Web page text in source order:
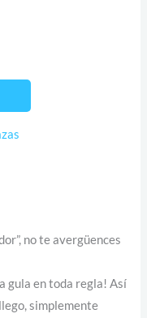
no te avergüences
gula en toda regla! Así
simplemente